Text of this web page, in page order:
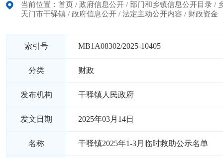
当前位置： 首页 / 政府信息公开 / 部门和乡镇信息公开目录 /
天门市干驿镇 / 政府信息公开 / 法定主动公开内容 / 财政资金
索引号 MB1A08302/2025-10405
分类 财政
发布机构 干驿镇人民政府
发文日期 2025年03月14日
名称 干驿镇2025年1-3月临时救助公示名单